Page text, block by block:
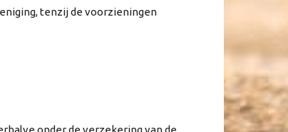
tenzij de voorzieningen
onder de verzekering van de